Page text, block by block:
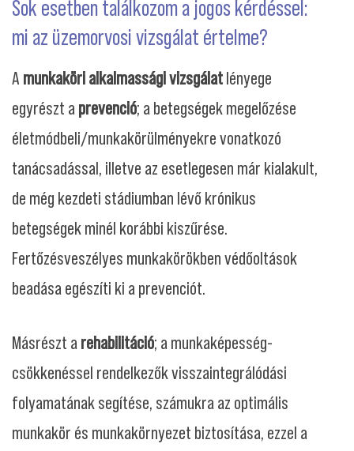
Sok esetben találkozom a jogos kérdéssel:
mi az üzemorvosi vizsgálat értelme?
A munkaköri alkalmassági vizsgálatlényege
egyrészt a prevenció; a betegségek megelőzése
életmódbeli/munkakörülményekre vonatkozó
tanácsadással, illetve az esetlegesen már kialakult,
de még kezdeti stádiumban lévő krónikus
betegségek minél korábbi kiszűrése.
Fertőzésveszélyes munkakörökben védőoltások
beadása egészíti ki a prevenciót.
Másrészt a rehabilitáció; a munkaképesség-
csökkenéssel rendelkezők visszaintegrálódási
folyamatának segítése, számukra az optimális
munkakör és munkakörnyezet biztosítása, ezzel a